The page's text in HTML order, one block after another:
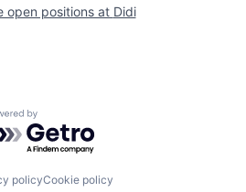
open positions at Didi
by Getro.com
policyCookie policy